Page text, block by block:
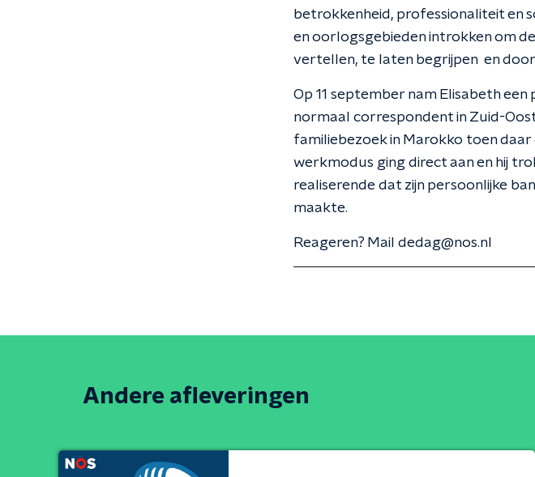
betrokkenheid, professionaliteit en
en oorlogsgebieden introkken om
vertellen, te laten begrijpen en
Op 11 september nam Elisabeth
normaal correspondent in Zuid-
familiebezoek in Marokko toen
werkmodus ging direct aan en hij
realiserende dat zijn persoonlijke
maakte.
Reageren? Mail dedag@nos.nl
Andere afleveringen